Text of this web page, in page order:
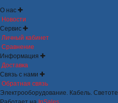
О нас
Новости
Сервис
Личный кабинет
Сравнение
Информация
Доставка
Связь с нами
Обратная связь
Электрооборудование. Кабель.